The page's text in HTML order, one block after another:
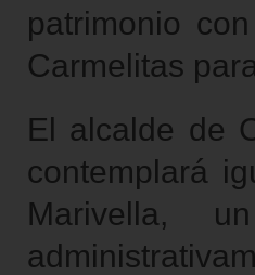
patrimonio
Carmelitas
El alcalde de
contemplará
Marivella,